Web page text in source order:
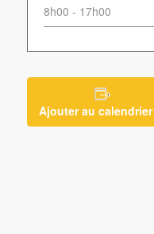
8h00 - 17h00
Ajouter au calendrier